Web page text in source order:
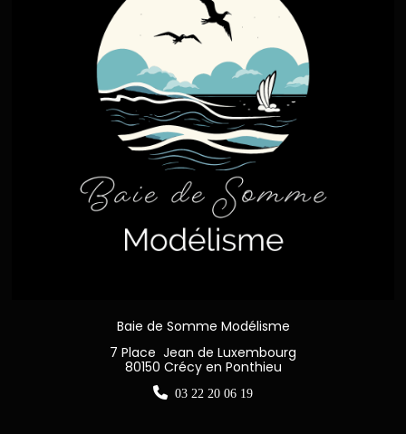
Baie de Somme Modélisme
7 Place Jean de Luxembourg
80150 Crécy en Ponthieu
 03 22 20 06 19